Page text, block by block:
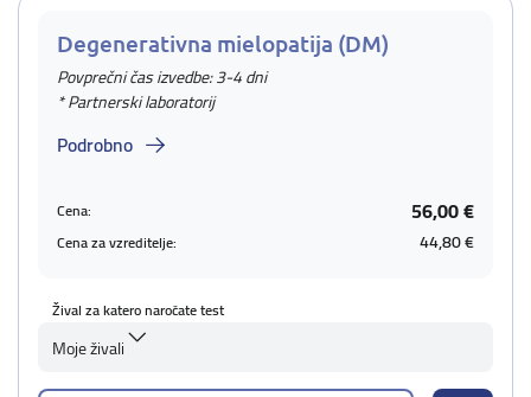
Degenerativna mielopatija (DM)
Povprečni čas izvedbe: 3-4 dni
* Partnerski laboratorij
Podrobno
Cena: 56,00 €
Cena za vzreditelje: 44,80 €
Žival za katero naročate test
Moje živali